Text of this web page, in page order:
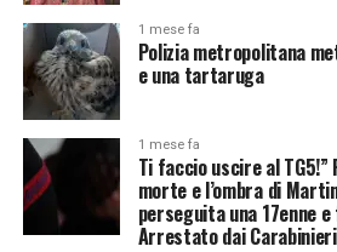
1 mese fa
Polizia metropolitana
e una tartaruga
1 mese fa
Ti faccio uscire al
morte e l’ombra di
perseguita una 17enne
Arrestato dai Carabinieri